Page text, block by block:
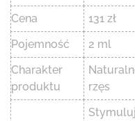
Cena
131 zł
Pojemność
2 ml
Charakter
produktu
rzęs